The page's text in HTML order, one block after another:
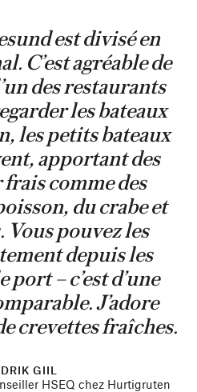
est divisé en
C’est agréable de
des restaurants
les bateaux
les petits bateaux
apportant des
comme des
du crabe et
Vous pouvez les
depuis les
port – c’est d’une
J’adore
crevettes fraîches.
GIIL
HSEQ chez Hurtigruten